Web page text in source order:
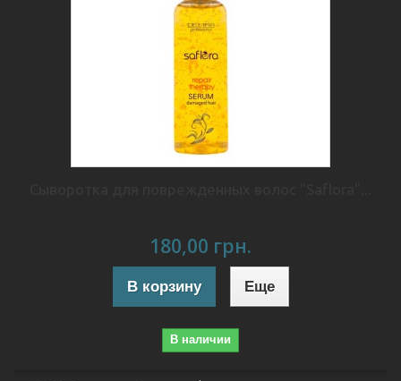
180,00 грн.
В корзину Еще
В наличии